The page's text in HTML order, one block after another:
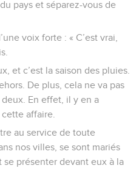
pays et séparez-vous de
voix forte : « C’est vrai,
et c’est la saison des pluies.
De plus, cela ne va pas
En effet, il y en a
affaire.
au service de toute
nos villes, se sont mariés
présenter devant eux à la